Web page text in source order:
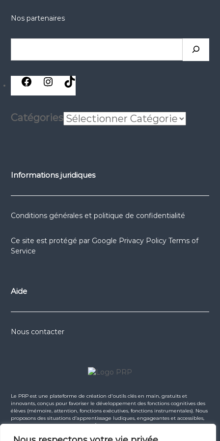
Nos partenaires
réseaux réseaux
sociaux
réseaux
Catégories
Informations juridiques
Conditions générales et politique de confidentialité
Ce site est protégé par Google Privacy Policy Terms of
Service
Aide
Nous contacter
Le PRP est une plateforme de création d'outils clés en main, gratuits et
innovants, conçus pour favoriser le développement des fonctions cognitives des
élèves (mémoire, attention, fonctions exécutives, fonctions instrumentales). Nous
proposons des situations d’apprentissage ludiques, engageantes et accessibles,
en lien avec les programmes de l’Éducation Nationale. La majorité des